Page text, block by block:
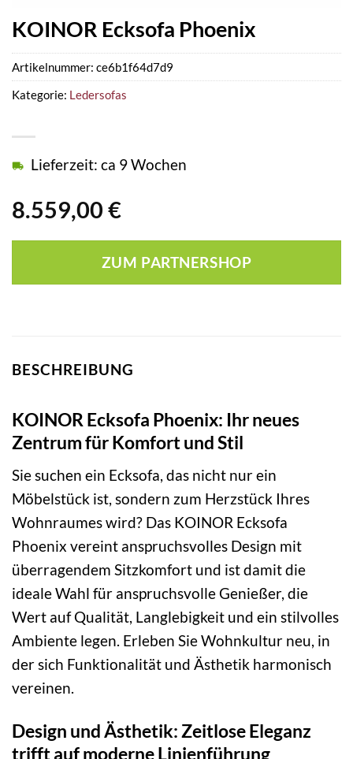
KOINOR Ecksofa Phoenix
8.559,00 €
Lieferzeit: ca 9 Wochen
ZUM PARTNERSHOP
Artikelnummer: ce6b1f64d7d9
Kategorie: Ledersofas
BESCHREIBUNG
KOINOR Ecksofa Phoenix: Ihr neues
Zentrum für Komfort und Stil
Sie suchen ein Ecksofa, das nicht nur ein
Möbelstück ist, sondern zum Herzstück Ihres
Wohnraumes wird? Das KOINOR Ecksofa
Phoenix vereint anspruchsvolles Design mit
überragendem Sitzkomfort und ist damit die
ideale Wahl für anspruchsvolle Genießer, die
Wert auf Qualität, Langlebigkeit und ein stilvolles
Ambiente legen. Erleben Sie Wohnkultur neu, in
der sich Funktionalität und Ästhetik harmonisch
vereinen.
Design und Ästhetik: Zeitlose Eleganz
trifft auf moderne Linienführung